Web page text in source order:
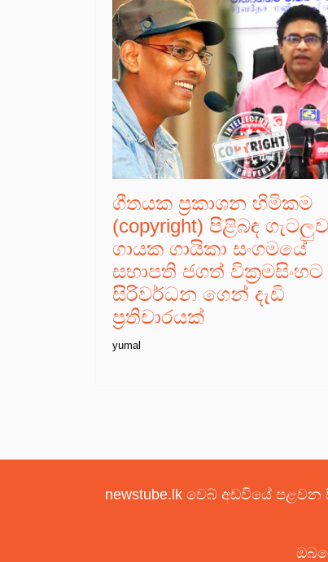
ගීතයක ප්‍රකාශන හිමිකම
(copyright) පිළිබඳ
ගායක ගායිකා සංගමයේ
සභාපති ජගත්
සිරිවර්ධන ගෙන් දැඩි
ප්‍රතිචාරයක්
yumal
newstube.lk වෙබ් අඩවියේ